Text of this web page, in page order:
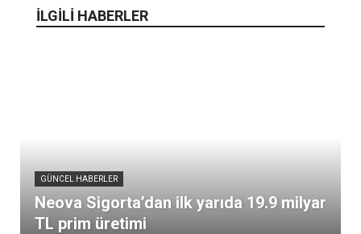
İLGİLİ HABERLER
GÜNCEL HABERLER
Neova Sigorta’dan ilk yarıda 19.9 milyar
TL prim üretimi